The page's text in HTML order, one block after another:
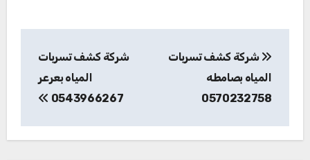
المقالات
شركة كشف تسربات
المياه بصامطه
0570232758
شركة كشف تسربات
المياه بعرعر
0543966267